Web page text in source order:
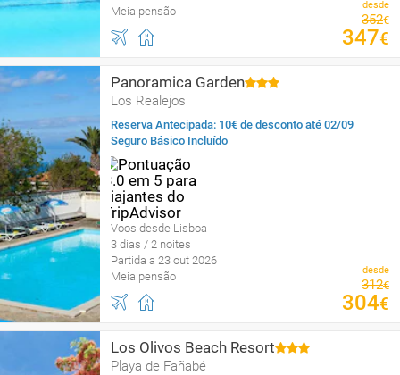
Meia pensão
desde
352€
347€
Panoramica Garden
Los Realejos
Reserva Antecipada: 10€ de desconto até 02/09
Seguro Básico Incluído
Voos desde Lisboa
3 dias / 2 noites
Partida a 23 out 2026
Meia pensão
desde
312€
304€
Los Olivos Beach Resort
Playa de Fañabé